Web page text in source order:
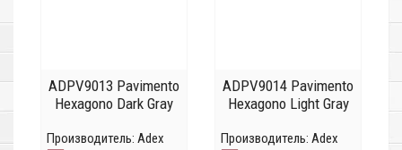
ADPV9013 Pavimento
Hexagono Dark Gray
Производитель: Adex
ADPV9014 Pavimento
Hexagono Light Gray
Производитель: Adex